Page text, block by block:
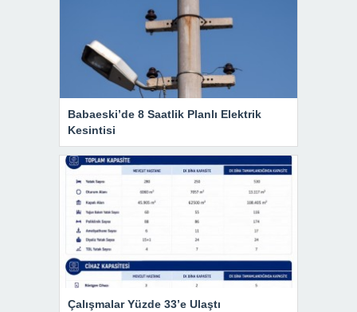
Babaeski’de 8 Saatlik Planlı Elektrik
Kesintisi
Çalışmalar Yüzde 33’e Ulaştı